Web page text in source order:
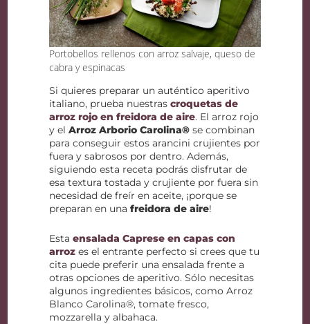
Portobellos rellenos con arroz salvaje, queso de
cabra y espinacas
Si quieres preparar un auténtico aperitivo
italiano, prueba nuestrascroquetas de
arroz rojo en freidora de aire. El arroz rojo
y elArroz Arborio Carolina® se combinan
para conseguir estos arancini crujientes por
fuera y sabrosos por dentro. Además,
siguiendo esta receta podrás disfrutar de
esa textura tostada y crujiente por fuera sin
necesidad de freír en aceite, ¡porque se
preparan en unafreidora de aire!
Estaensalada Caprese en capas con
arroz es el entrante perfecto si crees que tu
cita puede preferir una ensalada frente a
otras opciones de aperitivo. Sólo necesitas
algunos ingredientes básicos, como Arroz
Blanco Carolina®, tomate fresco,
mozzarella y albahaca.